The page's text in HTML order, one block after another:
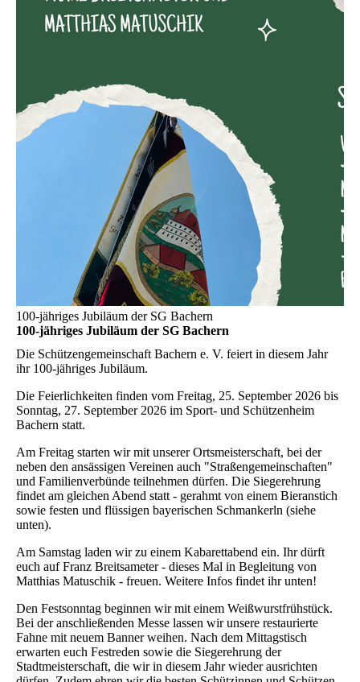
100-jähriges Jubiläum der SG Bachern
100-jähriges Jubiläum der SG Bachern
Die Schützengemeinschaft Bachern e. V. feiert in diesem Jahr
ihr 100-jähriges Jubiläum.
Die Feierlichkeiten finden vom Freitag, 25. September 2026 bis
Sonntag, 27. September 2026 im Sport- und Schützenheim
Bachern statt.
Am Freitag starten wir mit unserer Ortsmeisterschaft, bei der
neben den ansässigen Vereinen auch "Straßengemeinschaften"
und Familienverbünde teilnehmen dürfen. Die Siegerehrung
findet am gleichen Abend statt - gerahmt von einem Bieranstich
sowie festen und flüssigen bayerischen Schmankerln (siehe
unten).
Am Samstag laden wir zu einem Kabarettabend ein. Ihr dürft
euch auf Franz Breitsameter - dieses Mal in Begleitung von
Matthias Matuschik - freuen. Weitere Infos findet ihr unten!
Den Festsonntag beginnen wir mit einem Weißwurstfrühstück.
Bei der anschließenden Messe lassen wir unsere restaurierte
Fahne mit neuem Banner weihen. Nach dem Mittagstisch
erwarten euch Festreden sowie die Siegerehrung der
Stadtmeisterschaft, die wir in diesem Jahr wieder ausrichten